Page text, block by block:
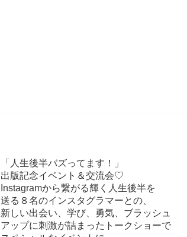
「人生後半バズってます！」
出版記念イベント＆交流会♡
Instagramから繋がる輝く人生後半を
送る８名のインスタグラマーとの、
新しい出会い、学び、勇気、ブラッシュ
アップに刺激が詰まったトークショーで